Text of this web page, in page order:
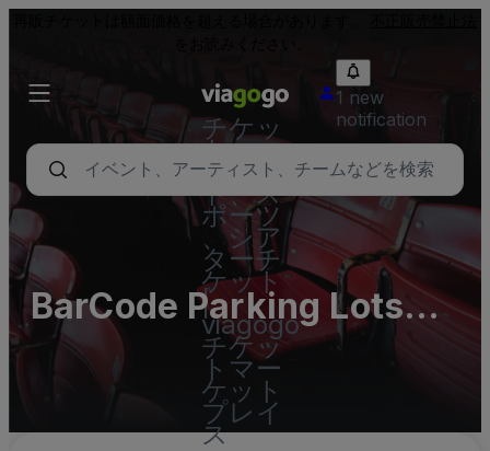
チケッ
ト - コ
ンサー
ト、ス
ポーツ
、シア
ターチ
ケット
|
viagogo
チケッ
トマー
ケット
プレイ
ス
1 new
notification
BarCode Parking Lots
(InActive)